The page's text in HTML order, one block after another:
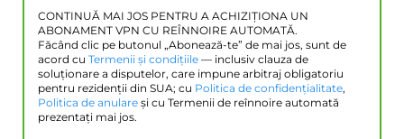
CONTINUĂ MAI JOS PENTRU A ACHIZIȚIONA UN
ABONAMENT VPN CU REÎNNOIRE AUTOMATĂ.
Făcând clic pe butonul „Abonează-te” de mai jos, sunt de
acord cu Termenii și condițiile — inclusiv clauza de
soluționare a disputelor, care impune arbitraj obligatoriu
pentru rezidenții din SUA; cu Politica de confidențialitate,
Politica de anulare și cu Termenii de reînnoire automată
prezentați mai jos.